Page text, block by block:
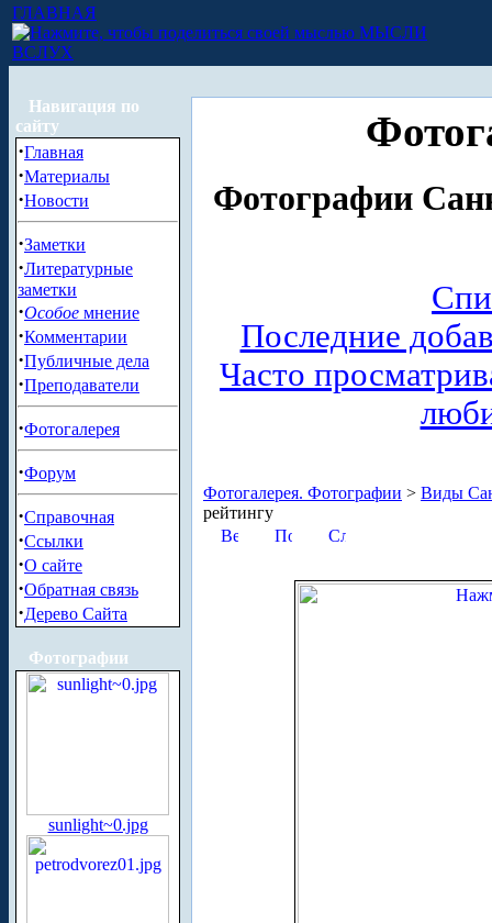
ГЛАВНАЯ
МЫСЛИ
ВСЛУХ
Навигация по
сайту
·Главная
·Материалы
·Новости
·Заметки
·Литературные
заметки
·Особое мнение
·Комментарии
·Публичные дела
·Преподаватели
·Фотогалерея
·Форум
·Справочная
·Ссылки
·О сайте
·Обратная связь
·Дерево Сайта
Фотографии
sunlight~0.jpg
Фотографии
Последние
Часто
Фотогалерея. Фотографии > Виды
рейтингу